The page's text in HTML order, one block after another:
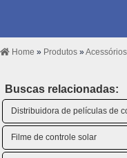
Home » Produtos »Acessórios
Buscas relacionadas:
Distribuidora de películas de
Filme de controle solar